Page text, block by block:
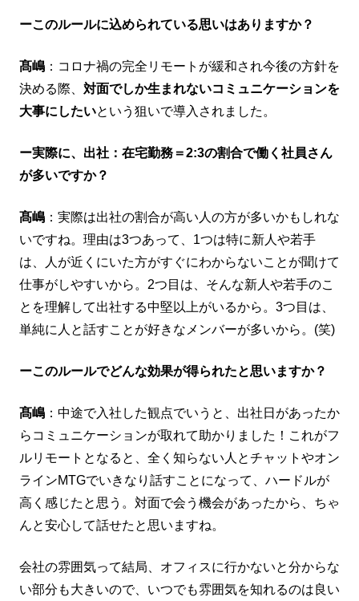
ーこのルールに込められている思いはありますか？
髙嶋 ：コロナ禍の完全リモートが緩和され今後の方針を
決める際、 対面でしか生まれないコミュニケーションを
大事にしたいという狙いで導入されました。
ー実際に、出社：在宅勤務＝2:3の割合で働く社員さん
が多いですか？
髙嶋 ：実際は出社の割合が高い人の方が多いかもしれな
いですね。理由は3つあって、1つは特に新人や若手
は、人が近くにいた方がすぐにわからないことが聞けて
仕事がしやすいから。2つ目は、そんな新人や若手のこ
とを理解して出社する中堅以上がいるから。3つ目は、
単純に人と話すことが好きなメンバーが多いから。(笑)
ーこのルールでどんな効果が得られたと思いますか？
髙嶋 ：中途で入社した観点でいうと、出社日があったか
らコミュニケーションが取れて助かりました！これがフ
ルリモートとなると、全く知らない人とチャットやオン
ラインMTGでいきなり話すことになって、ハードルが
高く感じたと思う。対面で会う機会があったから、ちゃ
んと安心して話せたと思いますね。
会社の雰囲気って結局、オフィスに行かないと分からな
い部分も大きいので、いつでも雰囲気を知れるのは良い